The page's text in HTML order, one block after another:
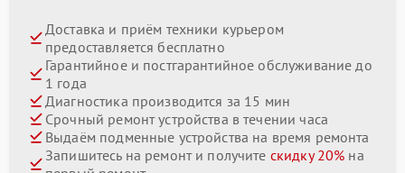
Доставка и приём техники курьером
предоставляется бесплатно
Гарантийное и постгарантийное обслуживание до
1 года
Диагностика производится за 15 мин
Срочный ремонт устройства в течении часа
Выдаём подменные устройства на время ремонта
Запишитесь на ремонт и получите скидку 20% на